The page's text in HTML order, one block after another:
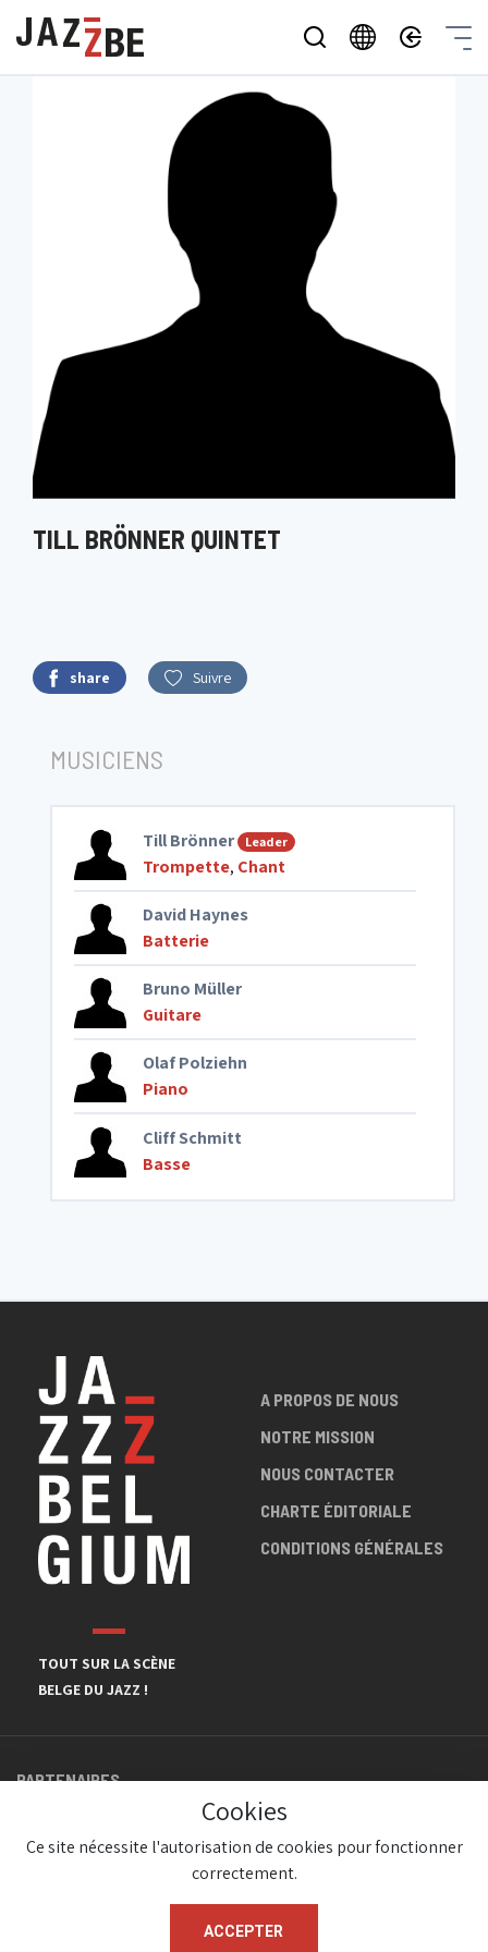
TILL BRÖNNER QUINTET
share Suivre
MUSICIENS
Till Brönner Leader
Trompette, Chant
David Haynes
Batterie
Bruno Müller
Guitare
Olaf Polziehn
Piano
Cliff Schmitt
Basse
TOUT SUR LA SCÈNE
BELGE DU JAZZ !
A PROPOS DE NOUS
NOTRE MISSION
NOUS CONTACTER
CHARTE ÉDITORIALE
CONDITIONS GÉNÉRALES
PARTENAIRES
Cookies
Ce site nécessite l'autorisation de cookies pour fonctionner
correctement.
ACCEPTER